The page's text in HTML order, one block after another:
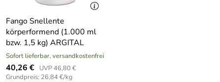
Fango Snellente
körperformend (1.000 ml
bzw. 1,5 kg) ARGITAL
Sofort lieferbar, versandkostenfrei
40,26 €
UVP 46,80 €
Grundpreis: 26,84 €/kg